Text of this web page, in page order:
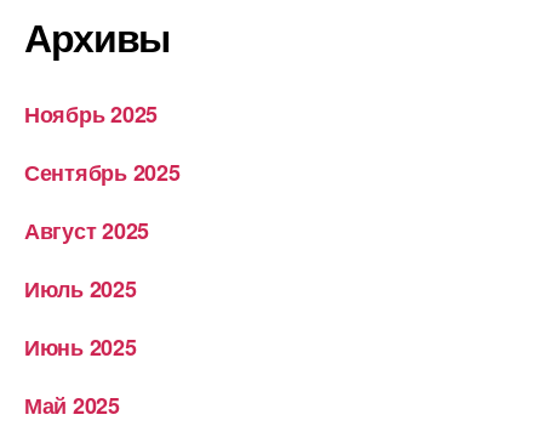
Архивы
Ноябрь 2025
Сентябрь 2025
Август 2025
Июль 2025
Июнь 2025
Май 2025